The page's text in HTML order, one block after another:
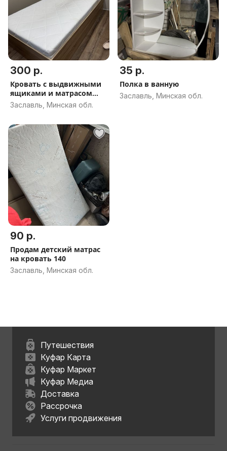
300 р.
Кровать с выдвижными
ящиками и матрасом
140х200
Заславль, Минская обл.
35 р.
Полка в ванную
Заславль, Минская обл.
90 р.
Продам детский матрас
на кровать 140
Заславль, Минская обл.
Путешествия
Куфар Карта
Куфар Маркет
Куфар Медиа
Доставка
Рассрочка
Услуги продвижения